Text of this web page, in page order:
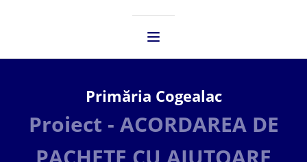
Primăria Cogealac
Proiect - ACORDAREA DE